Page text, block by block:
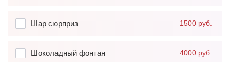
Шар сюрприз 1500 руб.
Шоколадный фонтан 4000 руб.